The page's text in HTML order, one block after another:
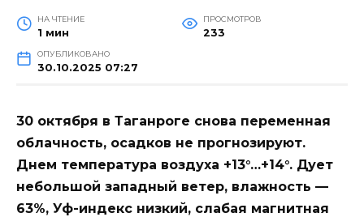
НА ЧТЕНИЕ
1 мин
ПРОСМОТРОВ
233
ОПУБЛИКОВАНО
30.10.2025 07:27
30 октября в Таганроге снова переменная
облачность, осадков не прогнозируют.
Днем температура воздуха +13°…+14°. Дует
небольшой западный ветер, влажность —
63%, Уф-индекс низкий, слабая магнитная